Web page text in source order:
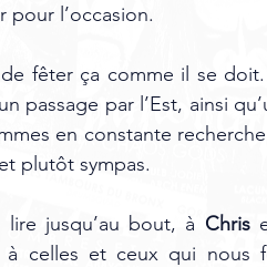
pour l’occasion.
fêter ça comme il se
passage par l’Est, ainsi
en constante
plutôt sympas.
jusqu’au bout, à Chris
à celles et ceux qui nous